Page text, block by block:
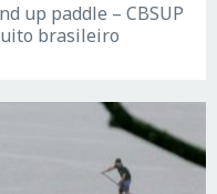
up paddle – CBSUP
brasileiro